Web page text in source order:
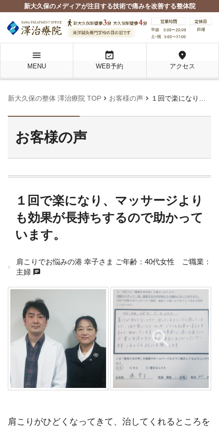
新大久保のメディアが注目する技術で痛みを改善する整体院
menu
MENU
event_available
WEB予約
location_on
アクセス
新大久保の整体 澤治療院 TOP chevron_right お客様の声 chevron_right １回で楽になり、マッサージよりも効果が長持ちするので助かっています。
お客様の声
１回で楽になり、マッサージより
も効果が長持ちするので助かって
います。
肩こりでお悩みの港 幸子さま ご年齢：40代女性 ご職業：
主婦 chat
肩こりがひどくなってきて、治してくれるところを